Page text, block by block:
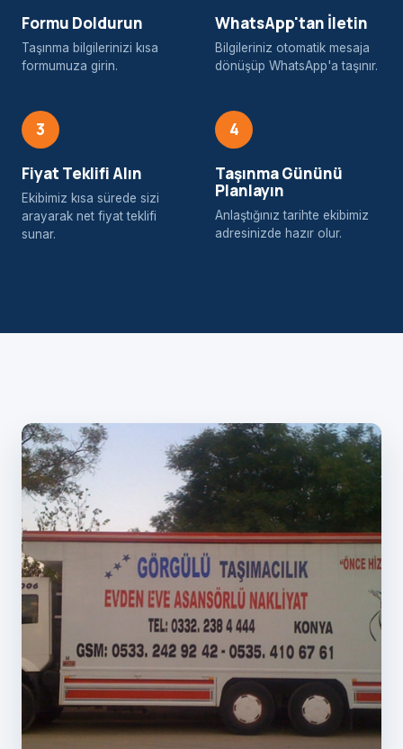
Formu Doldurun
Taşınma bilgilerinizi kısa
formumuza girin.
WhatsApp'tan İletin
Bilgileriniz otomatik mesaja
dönüşüp WhatsApp'a taşınır.
3
Fiyat Teklifi Alın
Ekibimiz kısa sürede sizi
arayarak net fiyat teklifi
sunar.
4
Taşınma Gününü
Planlayın
Anlaştığınız tarihte ekibimiz
adresinizde hazır olur.